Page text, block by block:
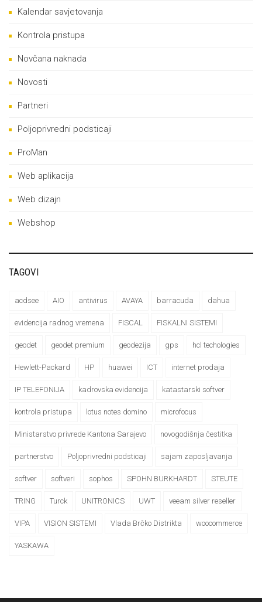
Kalendar savjetovanja
Kontrola pristupa
Novčana naknada
Novosti
Partneri
Poljoprivredni podsticaji
ProMan
Web aplikacija
Web dizajn
Webshop
TAGOVI
acdsee AIO antivirus AVAYA barracuda dahua
evidencija radnog vremena FISCAL FISKALNI SISTEMI
geodet geodet premium geodezija gps hcl techologies
Hewlett-Packard HP huawei ICT internet prodaja
IP TELEFONIJA kadrovska evidencija katastarski softver
kontrola pristupa lotus notes domino microfocus
Ministarstvo privrede Kantona Sarajevo novogodišnja čestitka
partnerstvo Poljoprivredni podsticaji sajam zaposljavanja
softver softveri sophos SPOHN BURKHARDT STEUTE
TRING Turck UNITRONICS UWT veeam silver reseller
VIPA VISION SISTEMI Vlada Brčko Distrikta woocommerce
YASKAWA